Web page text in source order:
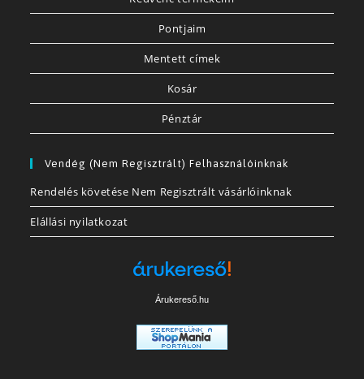
Pontjaim
Mentett címek
Kosár
Pénztár
Vendég (nem Regisztrált) Felhasználóinknak
Rendelés követése Nem Regisztrált vásárlóinknak
Elállási nyilatkozat
Árukereső.hu